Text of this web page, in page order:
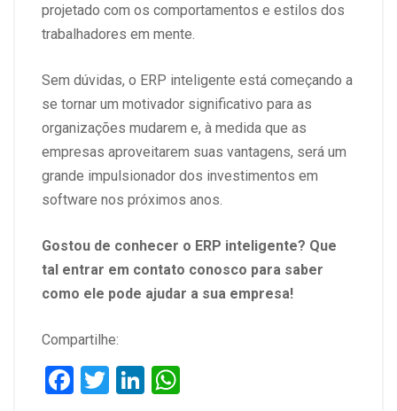
projetado com os comportamentos e estilos dos
trabalhadores em mente.
Sem dúvidas, o ERP inteligente está começando a
se tornar um motivador significativo para as
organizações mudarem e, à medida que as
empresas aproveitarem suas vantagens, será um
grande impulsionador dos investimentos em
software nos próximos anos.
Gostou de conhecer o ERP inteligente? Que
tal entrar em contato conosco para saber
como ele pode ajudar a sua empresa!
Compartilhe:
F
T
Li